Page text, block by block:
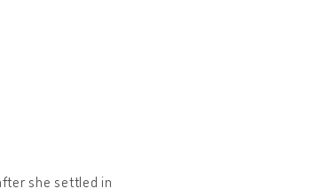
she settled in